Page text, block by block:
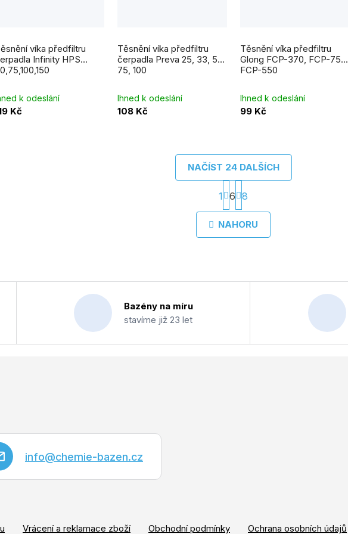
víka předfiltru
Infinity HPS
k odeslání
Kč
Těsnění víka předfiltru
čerpadla Preva 25, 33, 50,
75, 100
Ihned k odeslání
108 Kč
Těsnění víka předfiltru
Glong FCP-370, FCP-750,
FCP-550
Ihned k odeslání
99 Kč
O
v
l
NAČÍST 24 DALŠÍCH
t
1 6 8
NAHORU
Bazény na míru
stavíme již 23 let
info@chemie-bazen.cz
Vrácení a reklamace zboží Obchodní podmínky Ochrana osobních údajů